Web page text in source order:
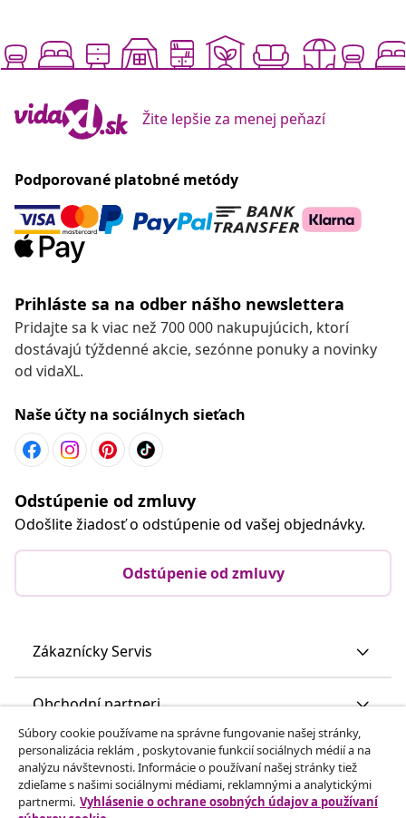
Žite lepšie za menej peňazí
Podporované platobné metódy
Prihláste sa na odber nášho newslettera
Pridajte sa k viac než 700 000 nakupujúcich, ktorí
dostávajú týždenné akcie, sezónne ponuky a novinky
od vidaXL.
Naše účty na sociálnych sieťach
Odstúpenie od zmluvy
Odošlite žiadosť o odstúpenie od vašej objednávky.
Odstúpenie od zmluvy
Zákaznícky Servis
Obchodní partneri
vidaXL
Nájdite viac
Súbory cookie používame na správne fungovanie našej stránky,
personalizácia reklám , poskytovanie funkcií sociálnych médií a na
analýzu návštevnosti. Informácie o používaní našej stránky tiež
zdieľame s našimi sociálnymi médiami, reklamnými a analytickými
partnermi. Vyhlásenie o ochrane osobných údajov a používaní